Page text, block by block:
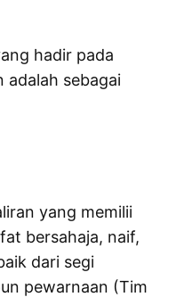
hadir pada
adalah sebagai
yang memilii
bersahaja, naif,
dari segi
pewarnaan (Tim